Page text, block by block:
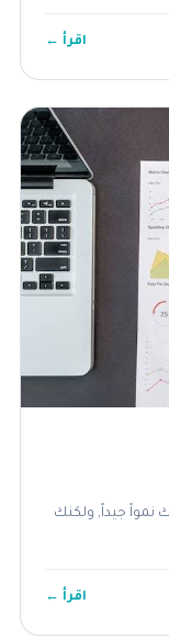
اقرأ ←
نمواً جيداً, ولكنك
اقرأ ←